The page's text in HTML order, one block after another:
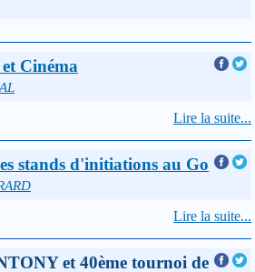
Cinéma
Lire la suite...
stands d'initiations au Go
Lire la suite...
et 40ème tournoi de